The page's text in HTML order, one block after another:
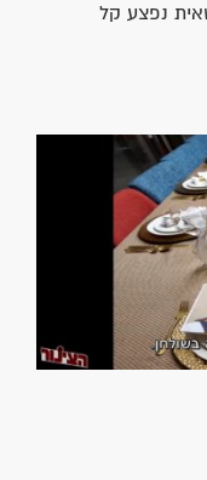
משאית נפצע קל